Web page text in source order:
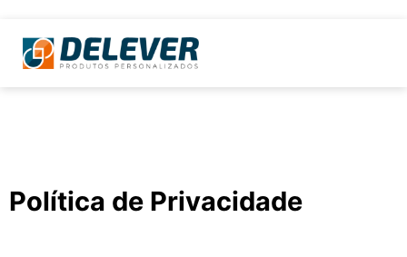
Política de Privacidade